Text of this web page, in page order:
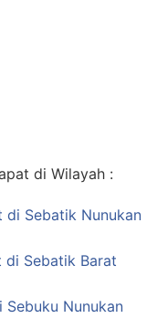
di Wilayah :
di Sebatik Nunukan
di Sebatik Barat
Sebuku Nunukan